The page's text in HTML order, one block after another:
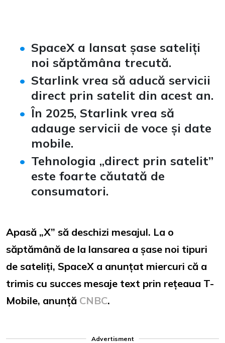
SpaceX a lansat șase sateliți
noi săptămâna trecută.
Starlink vrea să aducă servicii
direct prin satelit din acest an.
În 2025, Starlink vrea să
adauge servicii de voce și date
mobile.
Tehnologia „direct prin satelit”
este foarte căutată de
consumatori.
Apasă „X” să deschizi mesajul. La o
săptămână de la lansarea a șase noi tipuri
de sateliți, SpaceX a anunțat miercuri că a
trimis cu succes mesaje text prin rețeaua T-
Mobile, anunță CNBC.
Advertisment